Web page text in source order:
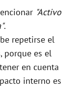
"Activo
.
repetirse el
, porque es el
en cuenta
interno es